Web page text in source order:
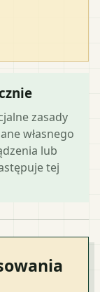
zasady
własnego
lub
tej